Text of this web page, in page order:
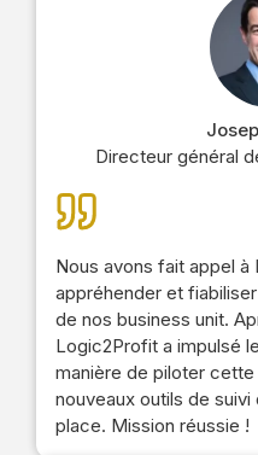
Directeur général
Nous avons fait appel
appréhender et
de nos business unit.
Logic2Profit a impulsé
manière de piloter
nouveaux outils de suivi
place. Mission réussie !